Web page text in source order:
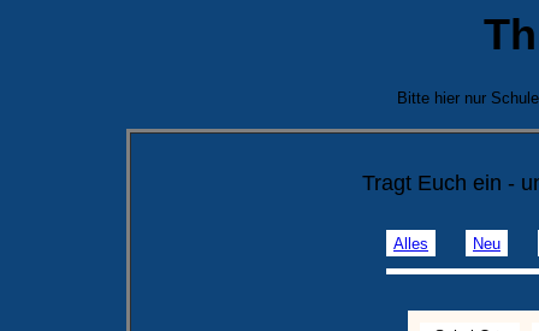
Bitte hier nur
Tragt Euch ein -
Alles Neu